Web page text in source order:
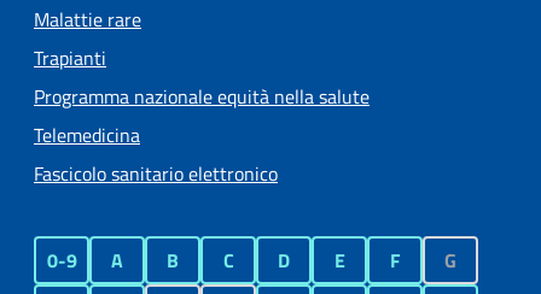
Malattie rare
Trapianti
Programma nazionale equità nella salute
Telemedicina
Fascicolo sanitario elettronico
0-9 A B C D E F
G